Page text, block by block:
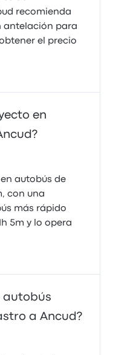
recomienda
antelación para
el precio
en
autobús de
con una
más rápido
5m y lo opera
autobús
a Ancud?